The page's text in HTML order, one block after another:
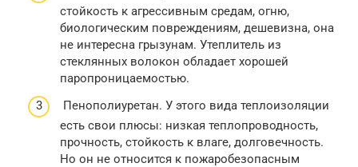
стойкость к агрессивным средам, огню,
биологическим повреждениям, дешевизна, она
не интересна грызунам. Утеплитель из
стеклянных волокон обладает хорошей
паропроницаемостью.
Пенополиуретан. У этого вида теплоизоляции
есть свои плюсы: низкая теплопроводность,
прочность, стойкость к влаге, долговечность.
Но он не относится к пожаробезопасным